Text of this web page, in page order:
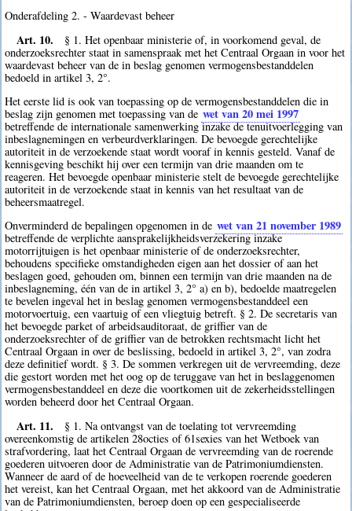
Onderafdeling 2. - Waardevast beheer
Art. 10.
§ 1. Het openbaar ministerie of, in voorkomend geval, de
onderzoeksrechter staat in samenspraak met het Centraal Orgaan in voor het
waardevast beheer van de in beslag genomen vermogensbestanddelen
bedoeld in artikel 3, 2°.
Het eerste lid is ook van toepassing op de vermogensbestanddelen die in
beslag zijn genomen met toepassing van de wet van 20 mei 1997
betreffende de internationale samenwerking inzake de tenuitvoerlegging van
inbeslagnemingen en verbeurdverklaringen. De bevoegde gerechtelijke
autoriteit in de verzoekende staat wordt vooraf in kennis gesteld. Vanaf de
kennisgeving beschikt hij over een termijn van drie maanden om te
reageren. Het bevoegde openbaar ministerie stelt de bevoegde gerechtelijke
autoriteit in de verzoekende staat in kennis van het resultaat van de
beheersmaatregel.
Onverminderd de bepalingen opgenomen in de wet van 21 november 1989
betreffende de verplichte aansprakelijkheidsverzekering inzake
motorrijtuigen is het openbaar ministerie of de onderzoeksrechter,
behoudens specifieke omstandigheden eigen aan het dossier of aan het
beslagen goed, gehouden om, binnen een termijn van drie maanden na de
inbeslagneming, één van de in artikel 3, 2° a) en b), bedoelde maatregelen
te bevelen ingeval het in beslag genomen vermogensbestanddeel een
motorvoertuig, een vaartuig of een vliegtuig betreft. § 2. De secretaris van
het bevoegde parket of arbeidsauditoraat, de griffier van de
onderzoeksrechter of de griffier van de betrokken rechtsmacht licht het
Centraal Orgaan in over de beslissing, bedoeld in artikel 3, 2°, van zodra
deze definitief wordt. § 3. De sommen verkregen uit de vervreemding, deze
die gestort worden met het oog op de teruggave van het in beslaggenomen
vermogensbestanddeel en deze die voortkomen uit de zekerheidsstellingen
worden beheerd door het Centraal Orgaan.
Art. 11.
§ 1. Na ontvangst van de toelating tot vervreemding
overeenkomstig de artikelen 28octies of 61sexies van het Wetboek van
strafvordering, laat het Centraal Orgaan de vervreemding van de roerende
goederen uitvoeren door de Administratie van de Patrimoniumdiensten.
Wanneer de aard of de hoeveelheid van de te verkopen roerende goederen
het vereist, kan het Centraal Orgaan, met het akkoord van de Administratie
van de Patrimoniumdiensten, beroep doen op een gespecialiseerde